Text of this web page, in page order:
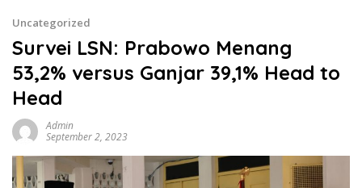
Uncategorized
Survei LSN: Prabowo Menang
53,2% versus Ganjar 39,1% Head to
Head
Admin
September 2, 2023